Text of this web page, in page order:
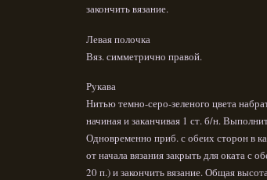
закончить вязание.
Левая полочка
Вяз. симметрично правой.
Рукава
Нитью темно-серо-зеленого цвета
начиная и заканчивая 1 ст. б/н.
Одновременно приб. с обеих сторон в
от начала вязания закрыть для оката с
20 п.) и закончить вязание. Общая